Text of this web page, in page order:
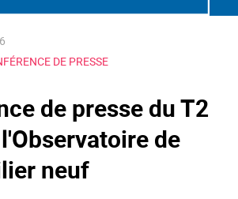
DE PRESSE
de presse du T2
de
neuf